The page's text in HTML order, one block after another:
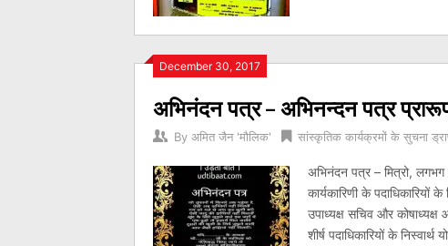
December 30, 2017
अभिनंदन पत्र – अभिनन्दन पत्र
By अमित जैन 'मौलिक' सांस्कृतिक कार्यक्रमों के सुचना
अभिनंदन पत्र – मित्रो, लगभग
कार्यकारिणी के
उपाध्यक्ष सचिव और कोषाध्यक्ष
शीर्ष पदाधिकारियों के निस्वार्थ